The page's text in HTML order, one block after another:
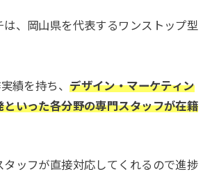
、岡山県を代表するワンストップ型
績を持ち、デザイン・マーケティン
いった各分野の専門スタッフが在籍
タッフが直接対応してくれるので進捗